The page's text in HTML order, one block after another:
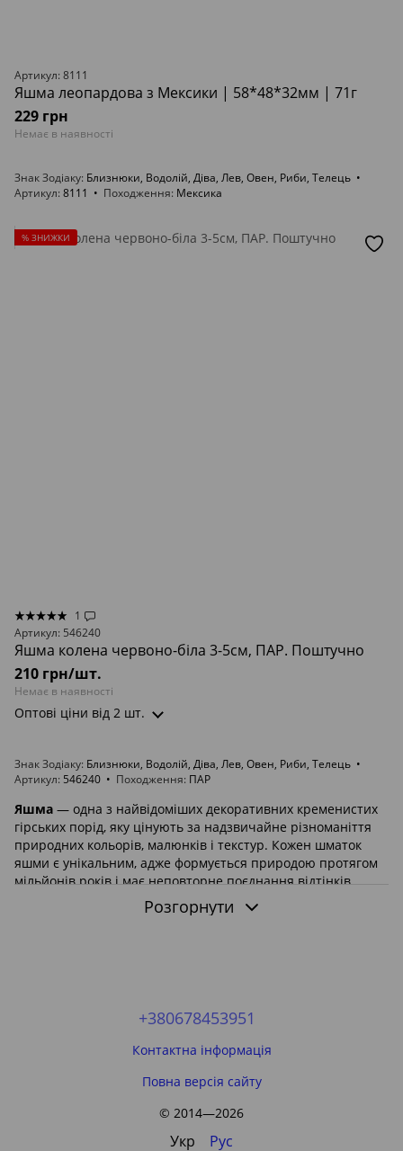
Артикул: 8111
Яшма леопардова з Мексики | 58*48*32мм | 71г
229 грн
Немає в наявності
Знак Зодіаку Близнюки, Водолій, Діва, Лев, Овен, Риби, Телець
Артикул 8111 Походження Мексика
% ЗНИЖКИ
1
Артикул: 546240
Яшма колена червоно-біла 3-5см, ПАР. Поштучно
210 грн/шт.
Немає в наявності
Оптові ціни від 2 шт.
Знак Зодіаку Близнюки, Водолій, Діва, Лев, Овен, Риби, Телець
Артикул 546240 Походження ПАР
Яшма — одна з найвідоміших декоративних кременистих
гірських порід, яку цінують за надзвичайне різноманіття
природних кольорів, малюнків і текстур. Кожен шматок
яшми є унікальним, адже формується природою протягом
мільйонів років і має неповторне поєднання відтінків,
прожилок та мінеральних включень.
реальні фотографії та відео. Якщо в картці товару
Що таке яшма?
Яшма — це природна кременистагірська порода
(халцедону) та кварцу з домішками різних мінералів. Саме
ці домішки створюють величезне різноманіття кольорів,
Розгорнути
+380678453951
Контактна інформація
Повна версія сайту
© 2014—2026
Укр Рус